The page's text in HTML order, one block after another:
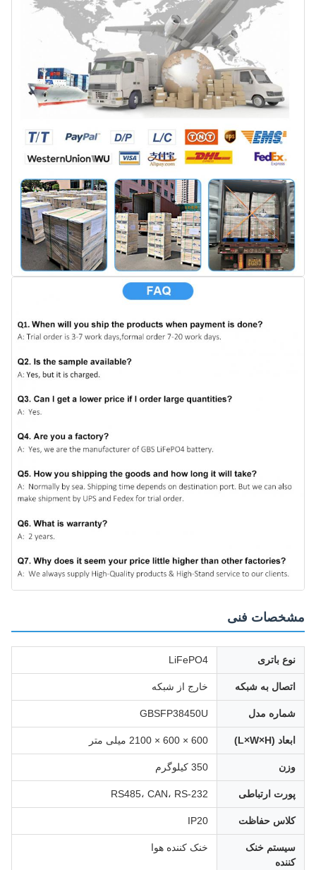
مشخصات فنی
نوع باتری LiFePO4
اتصال به شبکه خارج از شبکه
شماره مدل GBSFP38450U
ابعاد (L×W×H) 600 × 600 × 2100 میلی متر
وزن 350 کیلوگرم
پورت ارتباطی RS485، CAN، RS-232
کلاس حفاظت IP20
سیستم خنک
کننده
خنک کننده هوا